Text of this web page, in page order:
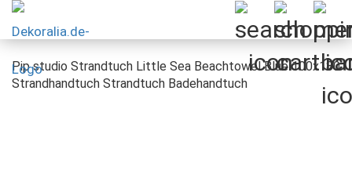
Pip studio Strandtuch Little Sea Beachtowel Blue 100x180
Strandhandtuch Strandtuch Badehandtuch